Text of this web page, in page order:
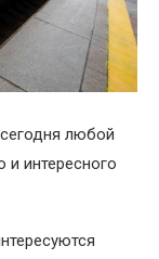
любой
и интересного